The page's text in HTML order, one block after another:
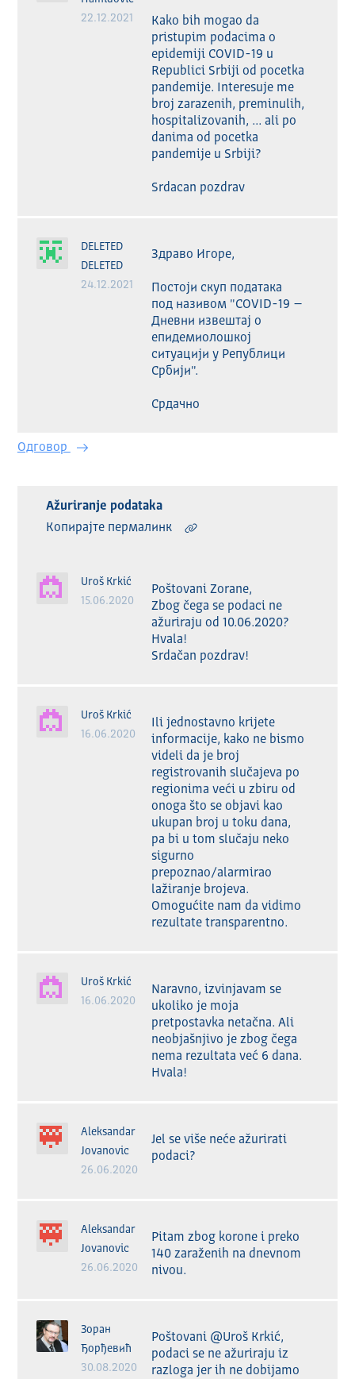
22.12.2021
Kako bih mogao da
pristupim podacima o
epidemiji COVID-19 u
Republici Srbiji od pocetka
pandemije. Interesuje me
broj zarazenih, preminulih,
hospitalizovanih, ... ali po
danima od pocetka
pandemije u Srbiji?
Srdacan pozdrav
DELETED
DELETED
24.12.2021
Здраво Игоре,
Постоји скуп података
под називом "COVID-19 –
Дневни извештај о
епидемиолошкој
ситуацији у Републици
Србији".
Срдачно
Одговор
Ažuriranje podataka
Копирајте пермалинк
Uroš Krkić
15.06.2020
Poštovani Zorane,
Zbog čega se podaci ne
ažuriraju od 10.06.2020?
Hvala!
Srdačan pozdrav!
Uroš Krkić
16.06.2020
Ili jednostavno krijete
informacije, kako ne bismo
videli da je broj
registrovanih slučajeva po
regionima veći u zbiru od
onoga što se objavi kao
ukupan broj u toku dana,
pa bi u tom slučaju neko
sigurno
prepoznao/alarmirao
lažiranje brojeva.
Omogućite nam da vidimo
rezultate transparentno.
Uroš Krkić
16.06.2020
Naravno, izvinjavam se
ukoliko je moja
pretpostavka netačna. Ali
neobjašnjivo je zbog čega
nema rezultata već 6 dana.
Hvala!
Aleksandar
Jovanovic
26.06.2020
Jel se više neće ažurirati
podaci?
Aleksandar
Jovanovic
26.06.2020
Pitam zbog korone i preko
140 zaraženih na dnevnom
nivou.
Зоран
Ђорђевић
30.08.2020
Poštovani @Uroš Krkić,
podaci se ne ažuriraju iz
razloga jer ih ne dobijamo